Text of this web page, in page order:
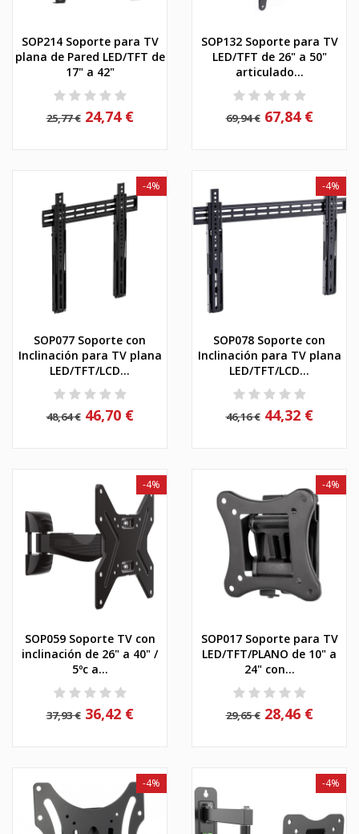
SOP214 Soporte para TV
plana de Pared LED/TFT de
17" a 42"
25,77 € 24,74 €
SOP132 Soporte para TV
LED/TFT de 26" a 50"
articulado...
69,94 € 67,84 €
SOP077 Soporte con
Inclinación para TV plana
LED/TFT/LCD...
48,64 €
-4%
46,70 €
SOP078 Soporte con
Inclinación para TV plana
LED/TFT/LCD...
46,16 €
-4%
44,32 €
SOP059 Soporte TV con
inclinación de 26" a 40" /
5ºc a...
37,93 €
-4%
36,42 €
SOP017 Soporte para TV
LED/TFT/PLANO de 10" a
24" con...
29,65 €
-4%
28,46 €
-4% -4%